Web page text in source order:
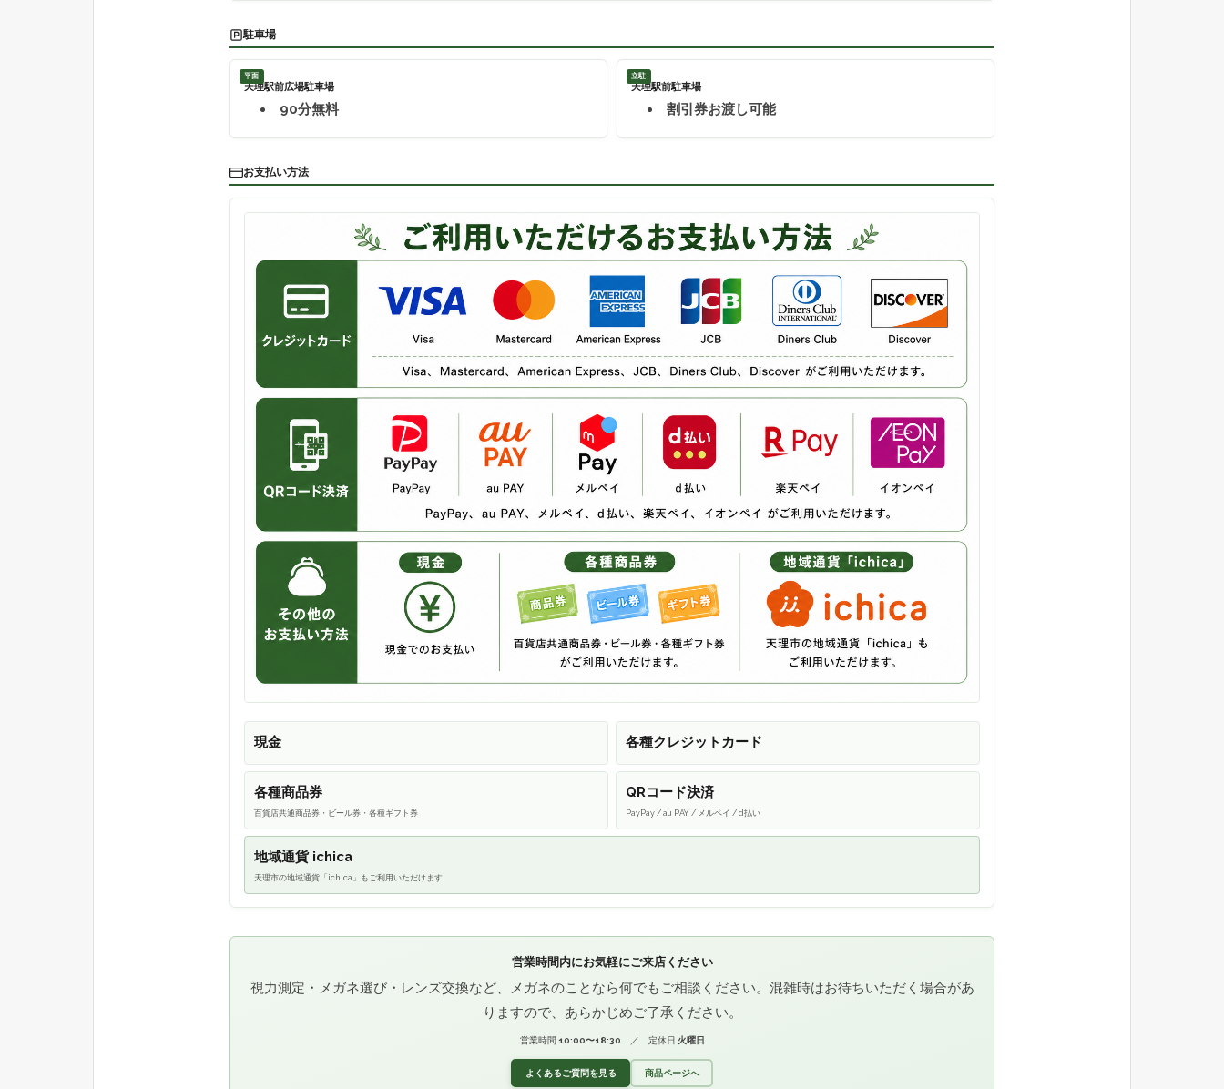
駐車場
平面
天理駅前広場駐車場
90分無料
立駐
天理駅前駐車場
割引券お渡し可能
お支払い方法
現金 各種クレジットカード
各種商品券
百貨店共通商品券・ビール券・各種ギフト券
QRコード決済
PayPay / au PAY / メルペイ / d払い
地域通貨 ichica
天理市の地域通貨「ichica」もご利用いただけます
営業時間内にお気軽にご来店ください
視力測定・メガネ選び・レンズ交換など、メガネのことなら何でもご相談ください。混雑時はお待ちいただく場合があ
りますので、あらかじめご了承ください。
営業時間 10:00〜18:30 ／ 定休日 火曜日
よくあるご質問を見る 商品ページへ